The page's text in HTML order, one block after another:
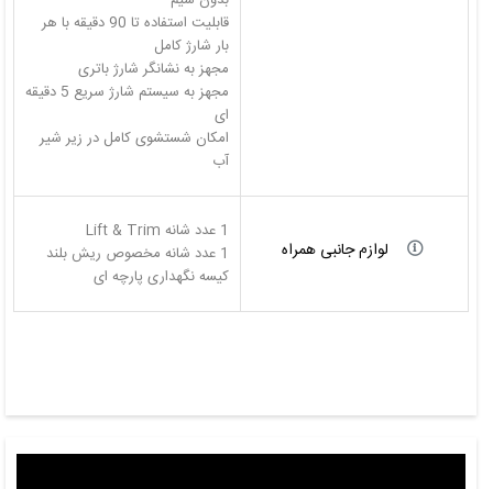
قابلیت استفاده تا 90 دقیقه با هر
مجهز به سیستم شارژ سریع 5 دقیقه
امکان شستشوی کامل در زیر شیر
آب
لوازم جانبی همراه
کیسه نگهداری پارچه ای